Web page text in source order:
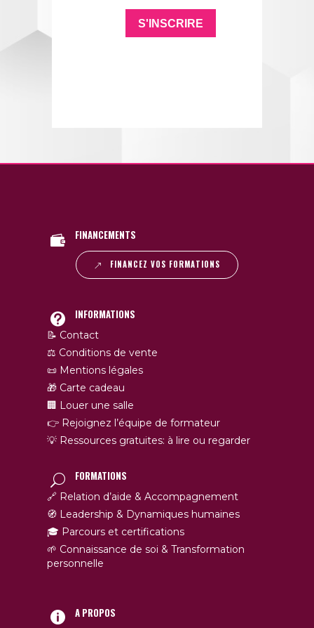
FINANCEMENTS
FINANCEZ VOS FORMATIONS
INFORMATIONS
📝 Contact
⚖️ Conditions de vente
📜 Mentions légales
🎁 Carte cadeau
🏢 Louer une salle
👉 Rejoignez l’équipe de formateur
💡 Ressources gratuites: à lire ou regarder
FORMATIONS
🔗 Relation d’aide & Accompagnement
🧭 Leadership & Dynamiques humaines
🎓 Parcours et certifications
🌱 Connaissance de soi & Transformation
personnelle
A PROPOS